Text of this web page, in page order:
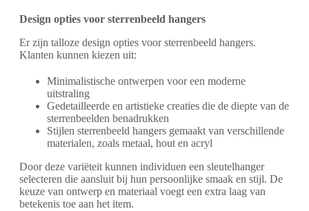
Design opties voor sterrenbeeld hangers
Er zijn talloze design opties voor sterrenbeeld hangers.
Klanten kunnen kiezen uit:
Minimalistische ontwerpen voor een moderne
uitstraling
Gedetailleerde en artistieke creaties die de diepte van de
sterrenbeelden benadrukken
Stijlen sterrenbeeld hangers gemaakt van verschillende
materialen, zoals metaal, hout en acryl
Door deze variëteit kunnen individuen een sleutelhanger
selecteren die aansluit bij hun persoonlijke smaak en stijl. De
keuze van ontwerp en materiaal voegt een extra laag van
betekenis toe aan het item.